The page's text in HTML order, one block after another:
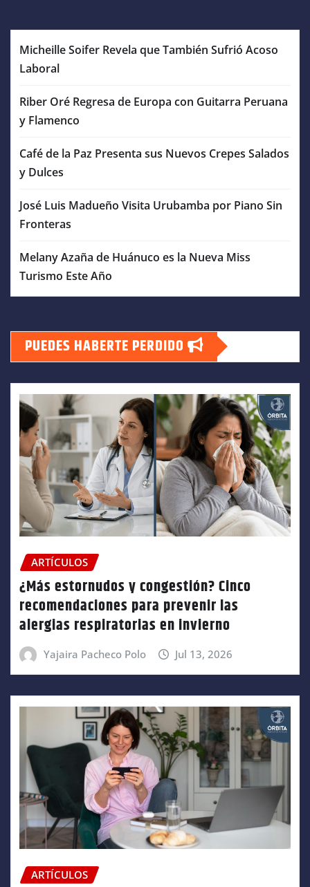
Micheille Soifer Revela que También Sufrió Acoso
Laboral
Riber Oré Regresa de Europa con Guitarra Peruana
y Flamenco
Café de la Paz Presenta sus Nuevos Crepes Salados
y Dulces
José Luis Madueño Visita Urubamba por Piano Sin
Fronteras
Melany Azaña de Huánuco es la Nueva Miss
Turismo Este Año
PUEDES HABERTE PERDIDO
ARTÍCULOS
¿Más estornudos y congestión? Cinco
recomendaciones para prevenir las
alergias respiratorias en invierno
Yajaira Pacheco Polo Jul 13, 2026
ARTÍCULOS